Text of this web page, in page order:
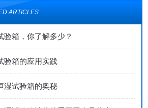
ARTICLES
验箱，你了解多少？
验箱的应用实践
湿试验箱的奥秘